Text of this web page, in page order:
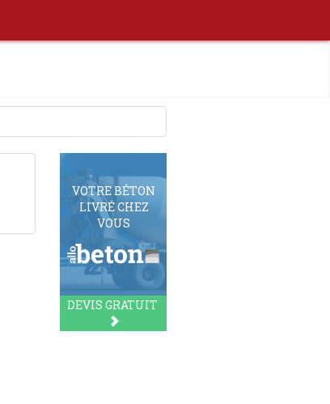
VOTRE BÉTON
LIVRÉ CHEZ
VOUS
DEVIS GRATUIT